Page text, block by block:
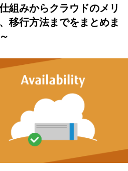
組みからクラウドのメリ
移行方法までをまとめま